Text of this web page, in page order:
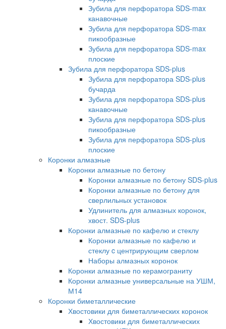
Зубила для перфоратора SDS-max
канавочные
Зубила для перфоратора SDS-max
пикообразные
Зубила для перфоратора SDS-max
плоские
Зубила для перфоратора SDS-plus
Зубила для перфоратора SDS-plus
бучарда
Зубила для перфоратора SDS-plus
канавочные
Зубила для перфоратора SDS-plus
пикообразные
Зубила для перфоратора SDS-plus
плоские
Коронки алмазные
Коронки алмазные по бетону
Коронки алмазные по бетону SDS-plus
Коронки алмазные по бетону для
сверлильных установок
Удлинитель для алмазных коронок,
хвост. SDS-plus
Коронки алмазные по кафелю и стеклу
Коронки алмазные по кафелю и
стеклу c центрирующим сверлом
Наборы алмазных коронок
Коронки алмазные по керамограниту
Коронки алмазные универсальные на УШМ,
М14
Коронки биметаллические
Хвостовики для биметаллических коронок
Хвостовики для биметаллических